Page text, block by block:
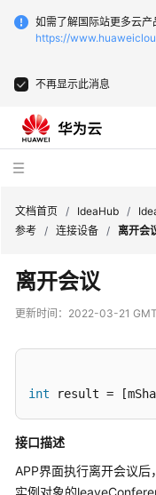
如需了解国际站更多云产
https://
不再显示此消息
品
介
参
SDK
参
考
文档首页 / IdeaHub /
参考 / 连接设备 / 离开会
离开会议
更新时间： 2022-03-21
int result =
接口描述
APP界面执行离开会议
实例对象的